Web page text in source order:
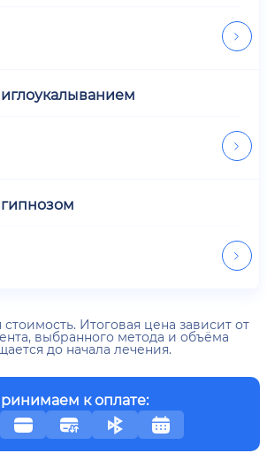
стоимость. Итоговая цена зависит от
выбранного метода и объёма
до начала лечения.
к оплате: